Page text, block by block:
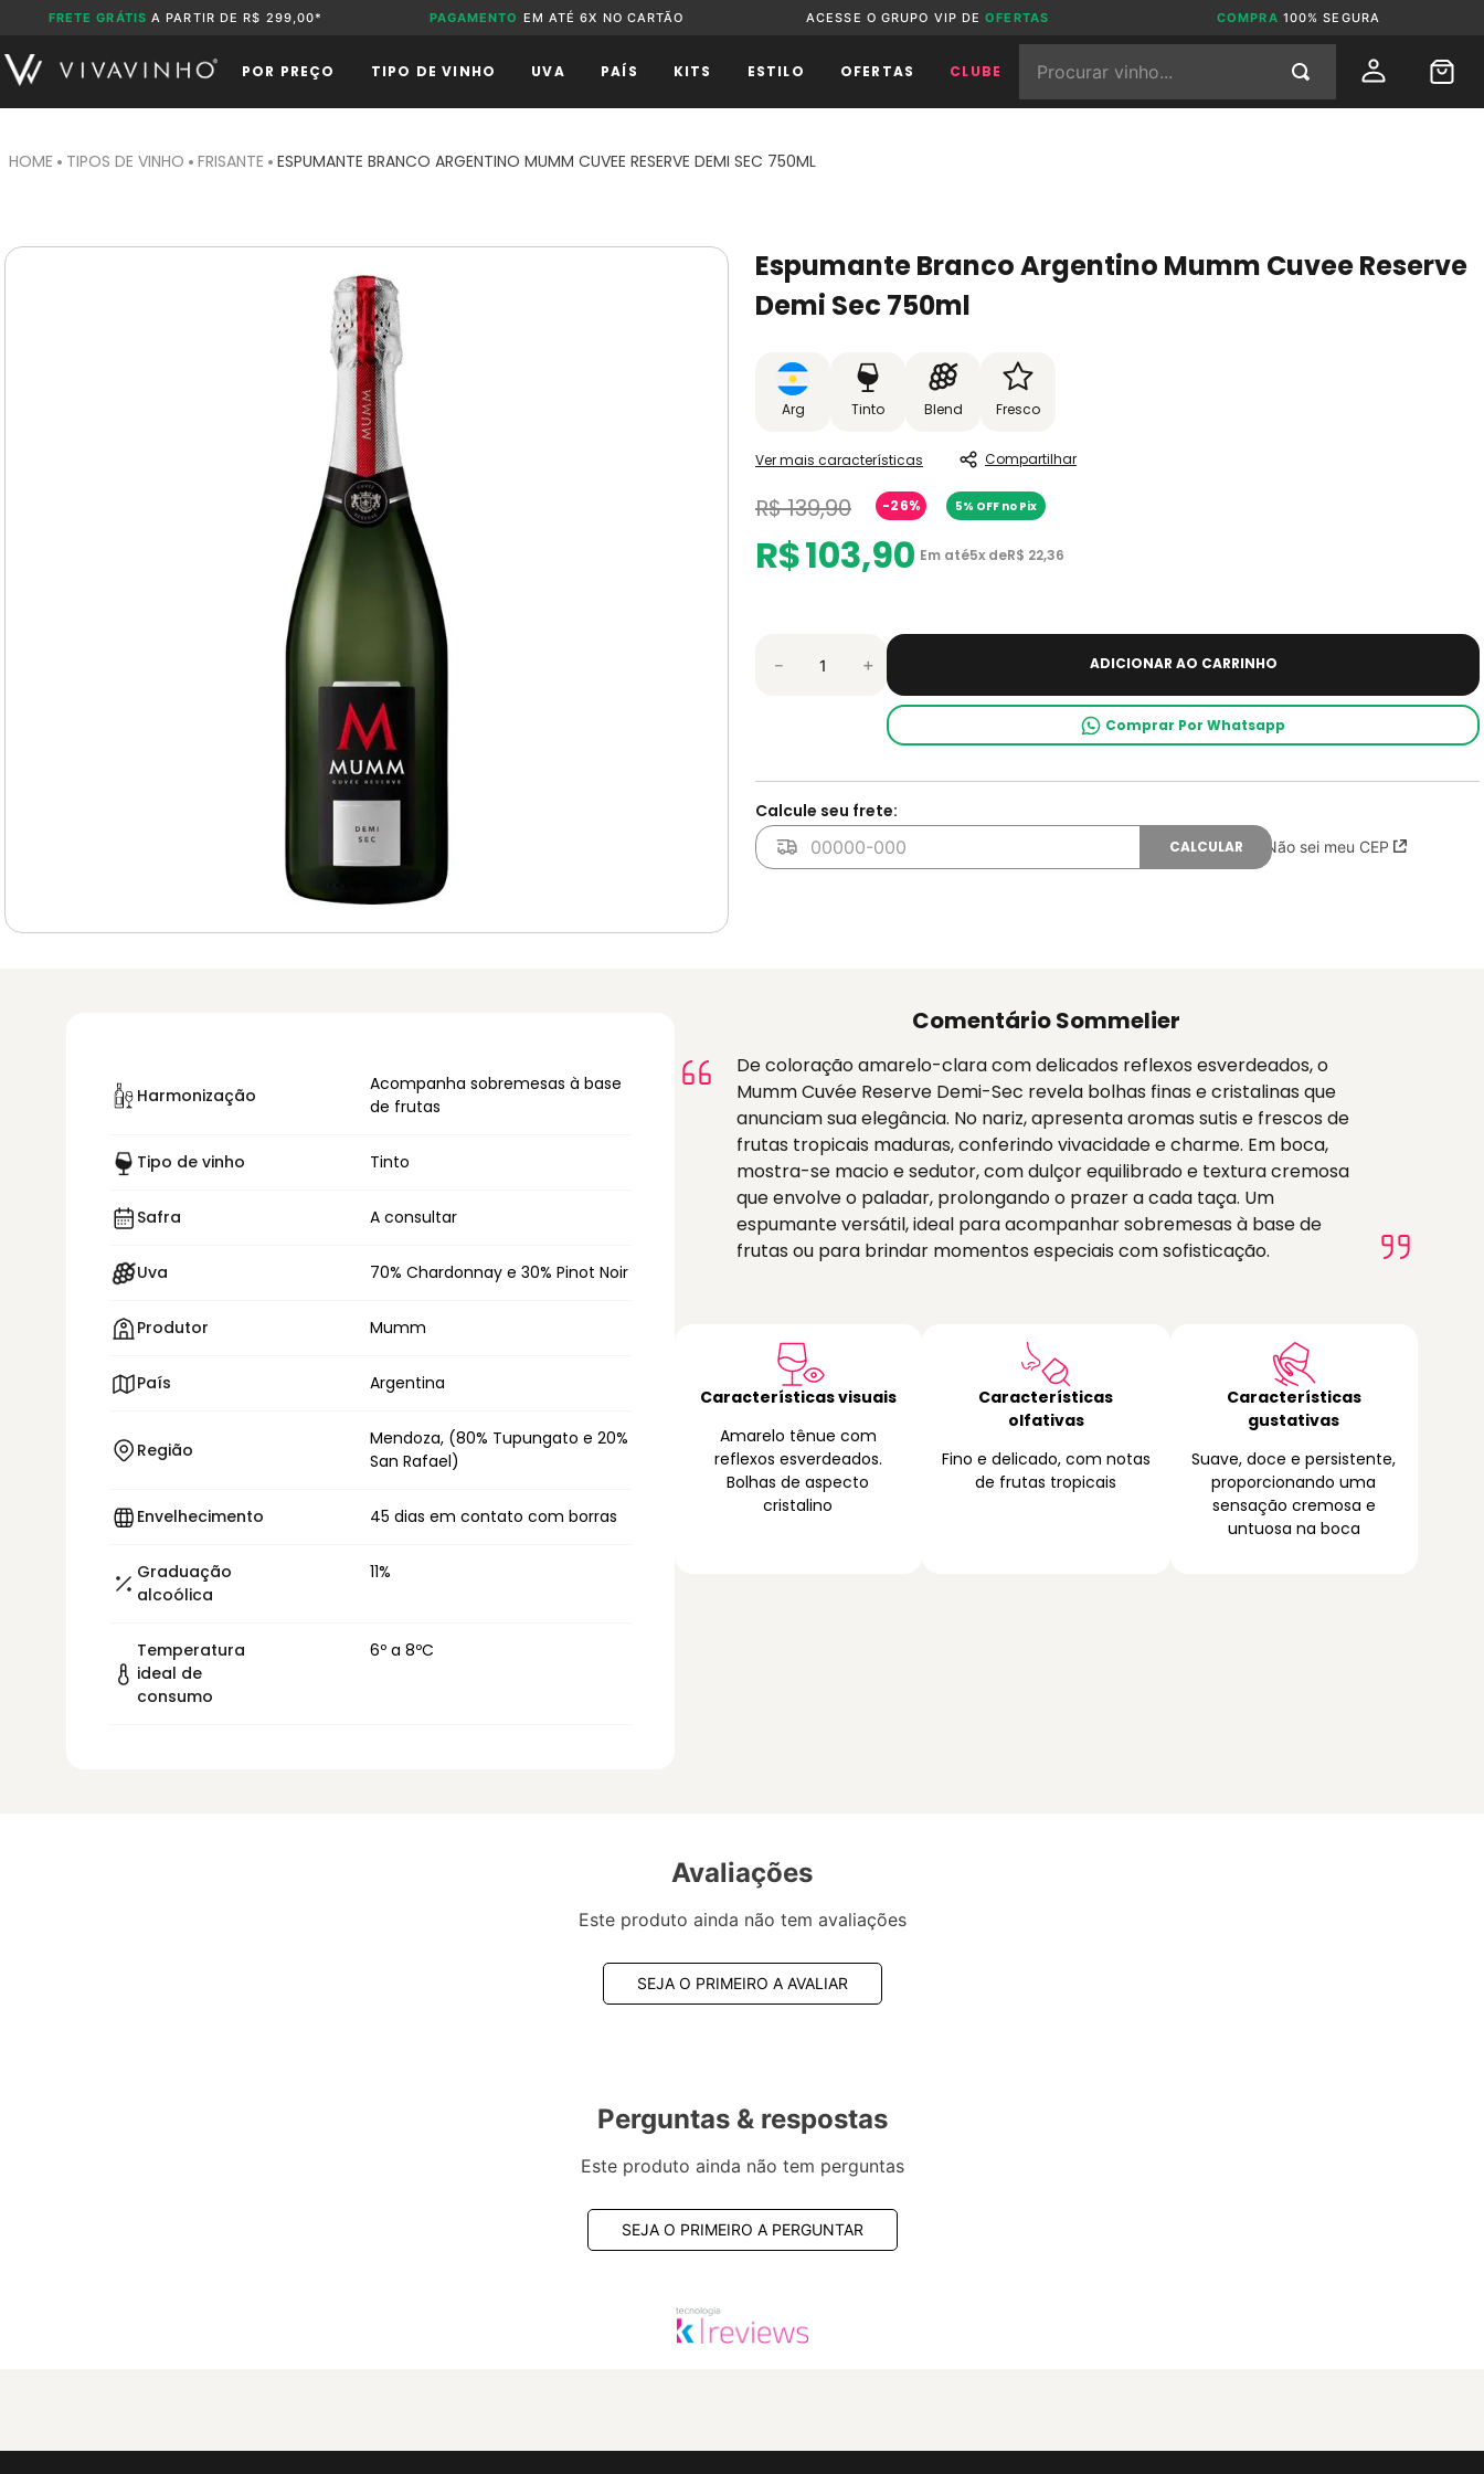
FRETE GRÁTIS A PARTIR DE R$ 299,00* PAGAMENTO EM ATÉ 6X NO CARTÃO ACESSE O GRUPO VIP DEOFERTAS COMPRA 100% SEGURA
POR PREÇO TIPO DE VINHO UVA PAÍS KITS ESTILO OFERTAS CLUBE
TIPOS DE VINHO FRISANTE ESPUMANTE BRANCO ARGENTINO MUMM CUVEE RESERVE DEMI SEC 750ML
Espumante Branco Argentino Mumm Cuvee Reserve
Demi Sec 750ml
Arg Tinto Blend Fresco
Ver mais características Compartilhar
R$139,90 -26% 5% OFF no Pix
R$103,90 Em até5x deR$ 22,36
＋
－ ADICIONAR AO CARRINHO
Comprar Por Whatsapp
Não sei meu CEP
Harmonização
Acompanha sobremesas à base
de frutas
Tipo de vinho Tinto
Safra A consultar
Uva 70% Chardonnay e 30% Pinot Noir
Produtor Mumm
País Argentina
Região
Mendoza, (80% Tupungato e 20%
San Rafael)
Envelhecimento 45 dias em contato com borras
Graduação
alcoólica
11%
Temperatura
ideal de
consumo
6º a 8ºC
Comentário Sommelier
De coloração amarelo-clara com delicados reflexos esverdeados, o
Mumm Cuvée Reserve Demi-Sec revela bolhas finas e cristalinas que
anunciam sua elegância. No nariz, apresenta aromas sutis e frescos de
frutas tropicais maduras, conferindo vivacidade e charme. Em boca,
mostra-se macio e sedutor, com dulçor equilibrado e textura cremosa
que envolve o paladar, prolongando o prazer a cada taça. Um
espumante versátil, ideal para acompanhar sobremesas à base de
frutas ou para brindar momentos especiais com sofisticação.
Características visuais
Amarelo tênue com
reflexos esverdeados.
Bolhas de aspecto
cristalino
Características
olfativas
Fino e delicado, com notas
de frutas tropicais
Características
gustativas
Suave, doce e persistente,
proporcionando uma
sensação cremosa e
untuosa na boca
Avaliações
Este produto ainda não tem avaliações
SEJA O PRIMEIRO A AVALIAR
Perguntas & respostas
Este produto ainda não tem perguntas
SEJA O PRIMEIRO A PERGUNTAR